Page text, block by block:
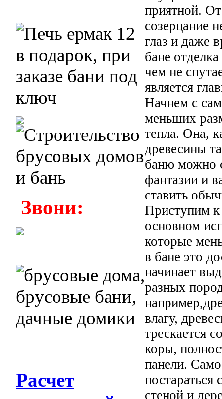
Звони:
Расчет
приятной. От
созерцание
глаз и даже
бане
чем не
является
Начнем с
меньших
тепла. Она,
древесины
баню можно
фантазии и
ставить
Приступим
основном
которые
в бане это
начинает
разных
влагу,
трескается
коры,
панели.
стеной и